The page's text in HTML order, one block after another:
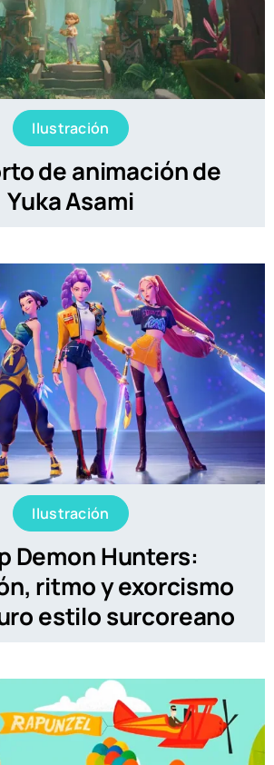
Ilustración
de animación de
Yuka Asami
Ilustración
Demon Hunters:
ritmo y exorcismo
estilo surcoreano